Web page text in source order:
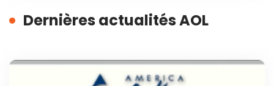
Dernières actualités AOL